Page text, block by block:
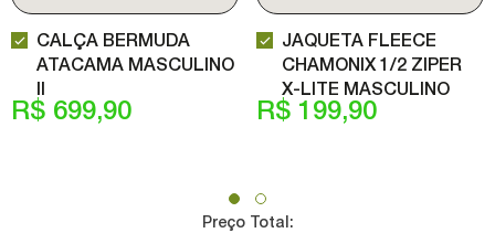
CALÇA BERMUDA
ATACAMA MASCULINO
II
R$ 699,90
P M G XGG
JAQUETA FLEECE
CHAMONIX 1/2 ZIPER
X-LITE MASCULINO
R$ 199,90
P
P G GG XGG
Preço Total: